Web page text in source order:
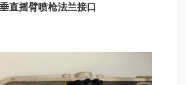
直摇臂喷枪法兰接口